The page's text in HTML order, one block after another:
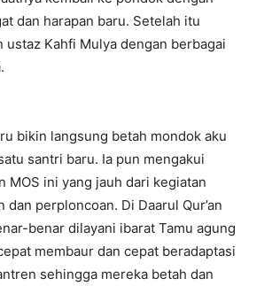
dan harapan baru. Setelah itu
ustaz Kahfi Mulya dengan berbagai
bikin langsung betah mondok aku
santri baru. Ia pun mengakui
MOS ini yang jauh dari kegiatan
dan perploncoan. Di Daarul Qur’an
benar dilayani ibarat Tamu agung
membaur dan cepat beradaptasi
sehingga mereka betah dan